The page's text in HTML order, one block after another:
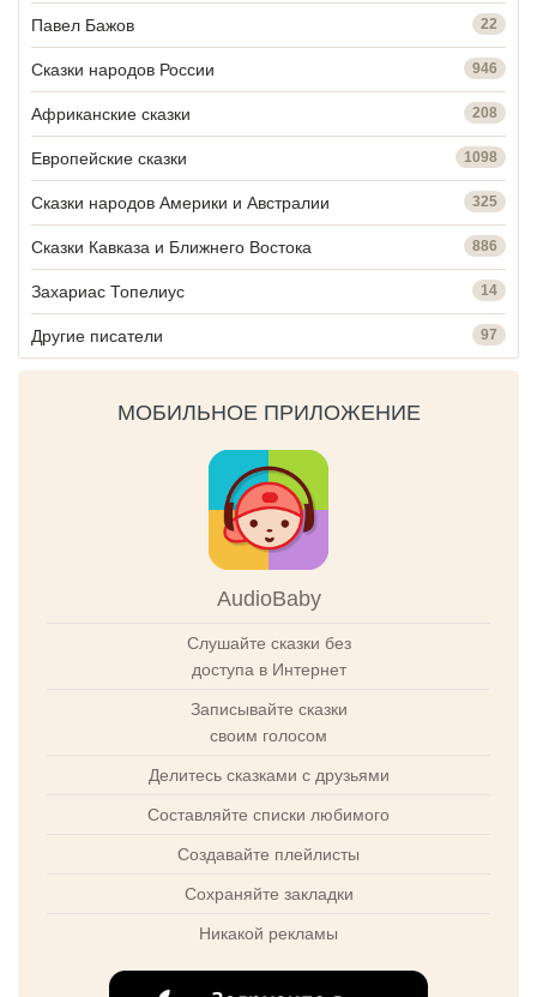
Павел Бажов 22
Сказки народов России 946
Африканские сказки 208
Европейские сказки 1098
Сказки народов Америки и Австралии 325
Сказки Кавказа и Ближнего Востока 886
Захариас Топелиус 14
Другие писатели 97
МОБИЛЬНОЕ ПРИЛОЖЕНИЕ
AudioBaby
Слушайте сказки без
доступа в Интернет
Записывайте сказки
своим голосом
Делитесь сказками с друзьями
Составляйте списки любимого
Создавайте плейлисты
Сохраняйте закладки
Никакой рекламы